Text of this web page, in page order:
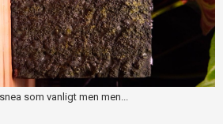
som vanligt men men...